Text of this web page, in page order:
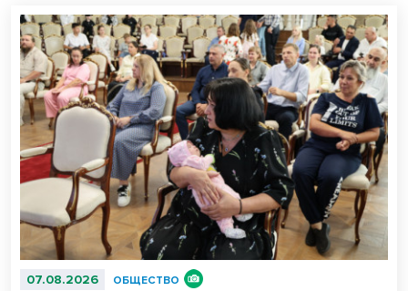
07.08.2026 ОБЩЕСТВО